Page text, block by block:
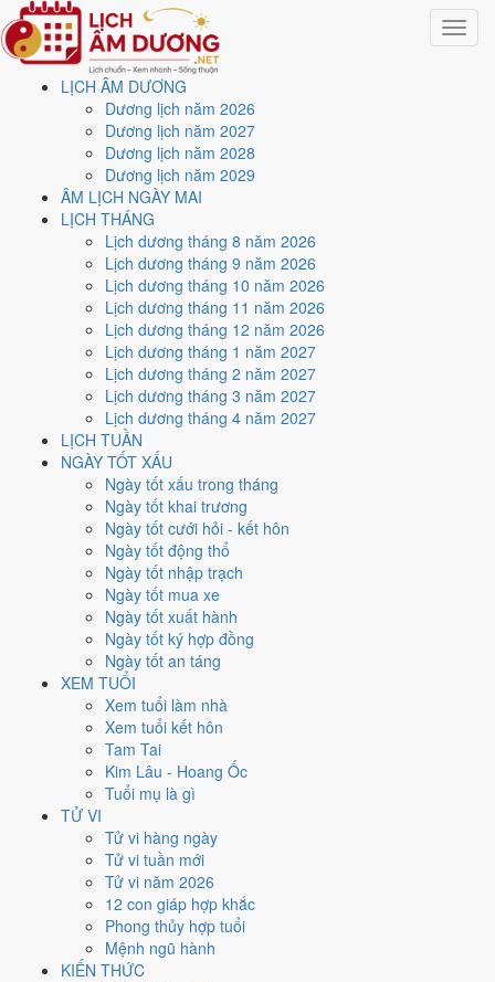
Toggle
LỊCH ÂM DƯƠNG
Dương lịch năm 2026
Dương lịch năm 2027
Dương lịch năm 2028
Dương lịch năm 2029
ÂM LỊCH NGÀY MAI
LỊCH THÁNG
Lịch dương tháng 8 năm 2026
Lịch dương tháng 9 năm 2026
Lịch dương tháng 10 năm 2026
Lịch dương tháng 11 năm 2026
Lịch dương tháng 12 năm 2026
Lịch dương tháng 1 năm 2027
Lịch dương tháng 2 năm 2027
Lịch dương tháng 3 năm 2027
Lịch dương tháng 4 năm 2027
LỊCH TUẦN
NGÀY TỐT XẤU
Ngày tốt xấu trong tháng
Ngày tốt khai trương
Ngày tốt cưới hỏi - kết hôn
Ngày tốt động thổ
Ngày tốt nhập trạch
Ngày tốt mua xe
Ngày tốt xuất hành
Ngày tốt ký hợp đồng
Ngày tốt an táng
XEM TUỔI
Xem tuổi làm nhà
Xem tuổi kết hôn
Tam Tai
Kim Lâu - Hoang Ốc
Tuổi mụ là gì
TỬ VI
Tử vi hàng ngày
Tử vi tuần mới
Tử vi năm 2026
12 con giáp hợp khắc
Phong thủy hợp tuổi
Mệnh ngũ hành
KIẾN THỨC
Lịch âm dương - Lịch âm
hôm nay - Lịch vạn niên
2026
Hôm nay Chủ Nhật ngày 9/8/2026 dương lịch là ngày 27/6/2026
, tức ngàyẤt Mão, tháng Ất Mùi, năm Bính Ngọ. Đây là ngày
tiết Lập Thu, Sao Mão (sao tốt), Trực Thành - được đánh giá là
. Xem âm lịch hôm nayđầy đủ: ngày tốt hay xấu, giờ hoàng
đạo và việc nên làm - nên tránh ngay bên dưới.
Ngày Ất Mão có TrựcThành(ngày thành tựu - đại cát, tốt cho mọi
việc) và gặp SaoBảo Quang (Thiên Đức) hoàng đạo
bình 7 việc chính9.3/10 nên đây là
hỏi, khai trương, ký kết.
Hôm nay 9/8/2026 là ngày bao
nhiêu âm lịch?
Chủ Nhật 9/8/2026 nhằm ngày 27/6 âm, tức ngày Ất Mão, tháng Ất
Mùi, năm Bính Ngọ. Hôm nay có 6 khung giờ Hoàng Đạo để chọn giờ
Ngày Dương
Chủ Nhật
Tháng 8 năm 2026
Tháng 6 âm năm 2026
Tiết Lập Thu